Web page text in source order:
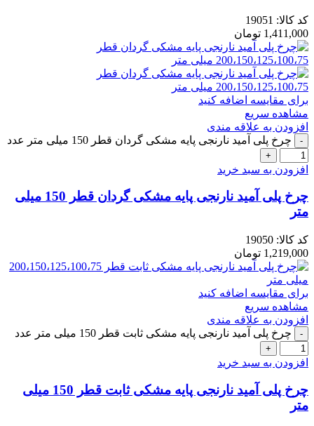
کد کالا: 19051
1,411,000 تومان
برای مقایسه اضافه کنید
مشاهده سریع
افزودن به علاقه مندی
چرخ پلی آمید نارنجی پایه مشکی گردان قطر 150 میلی متر عدد
افزودن به سبد خرید
چرخ پلی آمید نارنجی پایه مشکی گردان قطر 150 میلی
متر
کد کالا: 19050
1,219,000 تومان
برای مقایسه اضافه کنید
مشاهده سریع
افزودن به علاقه مندی
چرخ پلی آمید نارنجی پایه مشکی ثابت قطر 150 میلی متر عدد
افزودن به سبد خرید
چرخ پلی آمید نارنجی پایه مشکی ثابت قطر 150 میلی
متر